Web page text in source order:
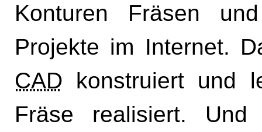
Konturen Fräsen
Projekte im Internet.
CAD konstruiert und
Fräse realisiert.